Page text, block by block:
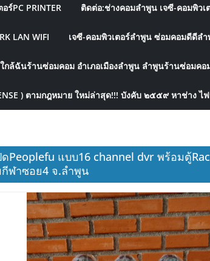
ร์PC PRINTER ติดต่อ:ช่างคอมลำพูน เจซี-คอมพิวเ
LAN WIFI เจซี-คอมพิวเตอร์ลำพูน ซ่อมคอมดีดีล
ใกล้ฉันร้านซ่อมคอม อำเภอเมืองลำพูน ลำพูนร้านซ่อมค
) ตามกฎหมาย ใหม่ล่าสุด!!! บังคับ ๒๕๕๙ หาช่าง ไ
Peoplefu แบบ16 channel dvr พร้อมตู้
ฬาซอย4 จ.ลำพูน